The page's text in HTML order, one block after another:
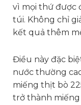
vì mọi thứ được
túi. Không chỉ
kết quả thêm
Điều này đặc
nước thường
miếng thịt bò
trở thành miếng